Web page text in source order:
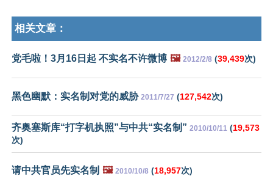
相关文章：
党毛啦！3月16日起 不实名不许微博 🖼️ 2012/2/8 (39,439次)
黑色幽默：实名制对党的威胁 2011/7/27 (127,542次)
齐奥塞斯库“打字机执照”与中共“实名制” 2010/10/11 (19,573
次)
请中共官员先实名制 🖼️ 2010/10/8 (18,957次)